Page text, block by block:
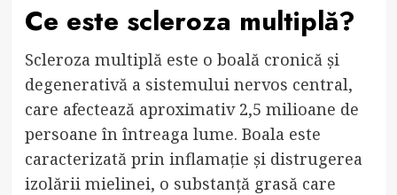
Ce este scleroza multiplă?
Scleroza multiplă este o boală cronică și
degenerativă a sistemului nervos central,
care afectează aproximativ 2,5 milioane de
persoane în întreaga lume. Boala este
caracterizată prin inflamație și distrugerea
izolării mielinei, o substanță grasă care